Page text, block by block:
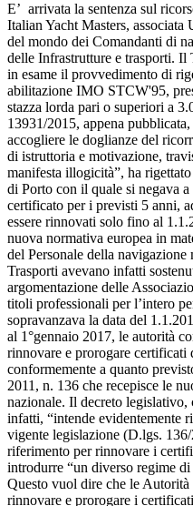
E’ arrivata la sentenza sul
Italian Yacht Masters, associata
del mondo dei Comandanti di
delle Infrastrutture e trasporti.
in esame il provvedimento di
abilitazione IMO STCW'95,
stazza lorda pari o superiori a
13931/2015, appena
accogliere le doglianze del
di istruttoria e motivazione,
manifesta illogicità”, ha
di Porto con il quale si negava
certificato per i previsti 5 anni,
essere rinnovati solo fino al
nuova normativa europea in
del Personale della
Trasporti avevano infatti
argomentazione delle
titoli professionali per l’intero
sopravanzava la data del
al 1°gennaio 2017, le autorità
rinnovare e prorogare certificati
conformemente a quanto
2011, n. 136 che recepisce le
nazionale. Il decreto legislativo,
infatti, “intende evidentemente
vigente legislazione (D.lgs.
riferimento per rinnovare i
introdurre “un diverso regime
Questo vuol dire che le Autorità
rinnovare e prorogare i